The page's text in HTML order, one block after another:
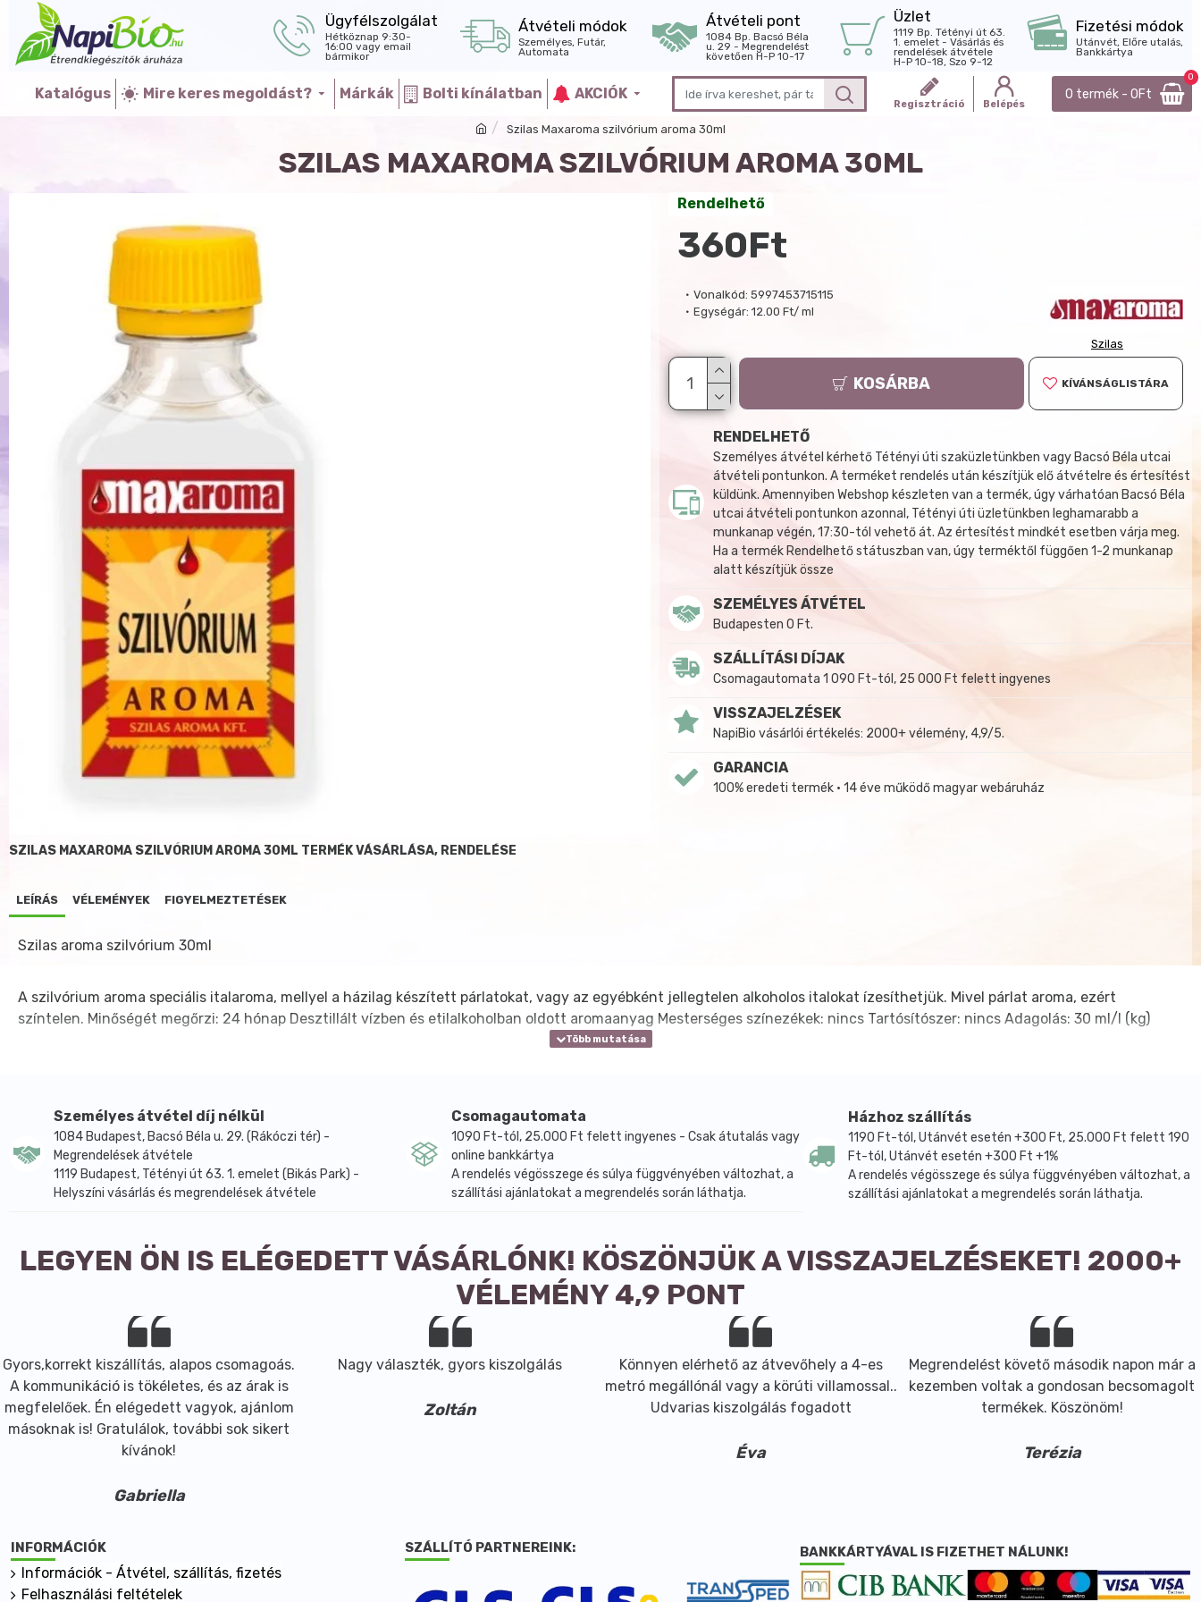
Ügyfélszolgálat
Hétköznap 9:30-
16:00 vagy email
bármikor
Átvételi módok
Személyes, Futár,
Automata
Átvételi pont
1084 Bp. Bacsó Béla
u. 29 - Megrendelést
követően H-P 10-17
Üzlet
1119 Bp. Tétényi út 63.
1. emelet - Vásárlás és
rendelések átvétele
H-P 10-18, Szo 9-12
Fizetési módok
Utánvét, Előre utalás,
Bankkártya
Katalógus Mire keres megoldást? Márkák Bolti kínálatban AKCIÓK
Regisztráció Belépés
0 termék - 0Ft
0
Szilas Maxaroma szilvórium aroma 30ml
SZILAS MAXAROMA SZILVÓRIUM AROMA 30ML
Vonalkód: 5997453715115
Egységár: 12.00 Ft/ ml
Szilas
Rendelhető
360Ft
KOSÁRBA KÍVÁNSÁGLISTÁRA
RENDELHETŐ
Személyes átvétel kérhető Tétényi úti szaküzletünkben vagy Bacsó Béla utcai
átvételi pontunkon. A terméket rendelés után készítjük elő átvételre és értesítést
küldünk. Amennyiben Webshop készleten van a termék, úgy várhatóan Bacsó Béla
utcai átvételi pontunkon azonnal, Tétényi úti üzletünkben leghamarabb a
munkanap végén, 17:30-tól vehető át. Az értesítést mindkét esetben várja meg.
Ha a termék Rendelhető státuszban van, úgy terméktől függően 1-2 munkanap
alatt készítjük össze
SZEMÉLYES ÁTVÉTEL
Budapesten 0 Ft.
SZÁLLÍTÁSI DÍJAK
Csomagautomata 1 090 Ft-tól, 25 000 Ft felett ingyenes
VISSZAJELZÉSEK
NapiBio vásárlói értékelés: 2000+ vélemény, 4,9/5.
GARANCIA
100% eredeti termék • 14 éve működő magyar webáruház
SZILAS MAXAROMA SZILVÓRIUM AROMA 30ML TERMÉK VÁSÁRLÁSA, RENDELÉSE
LEÍRÁS VÉLEMÉNYEK FIGYELMEZTETÉSEK
Szilas aroma szilvórium 30ml
A szilvórium aroma speciális italaroma, mellyel a házilag készített párlatokat, vagy az egyébként jellegtelen alkoholos italokat ízesíthetjük. Mivel párlat aroma, ezért
színtelen. Minőségét megőrzi: 24 hónap Desztillált vízben és etilalkoholban oldott aromaanyag Mesterséges színezékek: nincs Tartósítószer: nincs Adagolás: 30 ml/l (kg)
Személyes átvétel díj nélkül
1084 Budapest, Bacsó Béla u. 29. (Rákóczi tér) -
Megrendelések átvétele
1119 Budapest, Tétényi út 63. 1. emelet (Bikás Park) -
Helyszíni vásárlás és megrendelések átvétele
Csomagautomata
1090 Ft-tól, 25.000 Ft felett ingyenes - Csak átutalás vagy
online bankkártya
A rendelés végösszege és súlya függvényében változhat, a
szállítási ajánlatokat a megrendelés során láthatja.
Házhoz szállítás
1190 Ft-tól, Utánvét esetén +300 Ft, 25.000 Ft felett 190
Ft-tól, Utánvét esetén +300 Ft +1%
A rendelés végösszege és súlya függvényében változhat, a
szállítási ajánlatokat a megrendelés során láthatja.
LEGYEN ÖN IS ELÉGEDETT VÁSÁRLÓNK! KÖSZÖNJÜK A VISSZAJELZÉSEKET! 2000+
VÉLEMÉNY 4,9 PONT
Gyors,korrekt kiszállítás, alapos csomagoás.
A kommunikáció is tökéletes, és az árak is
megfelelőek. Én elégedett vagyok, ajánlom
másoknak is! Gratulálok, további sok sikert
kívánok!
Gabriella
Nagy választék, gyors kiszolgálás
Zoltán
Könnyen elérhető az átvevőhely a 4-es
metró megállónál vagy a körúti villamossal..
Udvarias kiszolgálás fogadott
Éva
Megrendelést követő második napon már a
kezemben voltak a gondosan becsomagolt
termékek. Köszönöm!
Terézia
INFORMÁCIÓK
Információk - Átvétel, szállítás, fizetés
Felhasználási feltételek
SZÁLLÍTÓ PARTNEREINK: BANKKÁRTYÁVAL IS FIZETHET NÁLUNK!